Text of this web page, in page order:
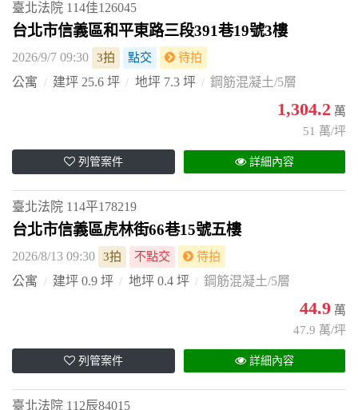
臺北法院 114佳126045
台北市信義區和平東路三段391巷19號3樓
2026/9/7 09:30 3拍 點交 待拍
公寓 建坪 25.6 坪 地坪 7.3 坪 鋼筋混凝土/5層
1,304.2 萬
51 萬/坪
列管案件 詳細內容
臺北法院 114平178219
台北市信義區虎林街66巷15號五樓
2026/8/13 09:30 3拍 不點交 待拍
公寓 建坪 0.9 坪 地坪 0.4 坪 鋼筋混凝土/5層
44.9 萬
47.9 萬/坪
列管案件 詳細內容
臺北法院 112辰84015